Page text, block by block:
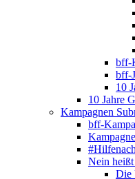
bff-
bff-
10
10 Jahre
Kampagnen
bff-
Nein
Die